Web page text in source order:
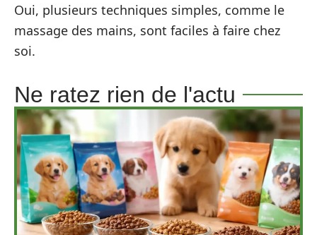
Oui, plusieurs techniques simples, comme le
massage des mains, sont faciles à faire chez
soi.
Ne ratez rien de l'actu